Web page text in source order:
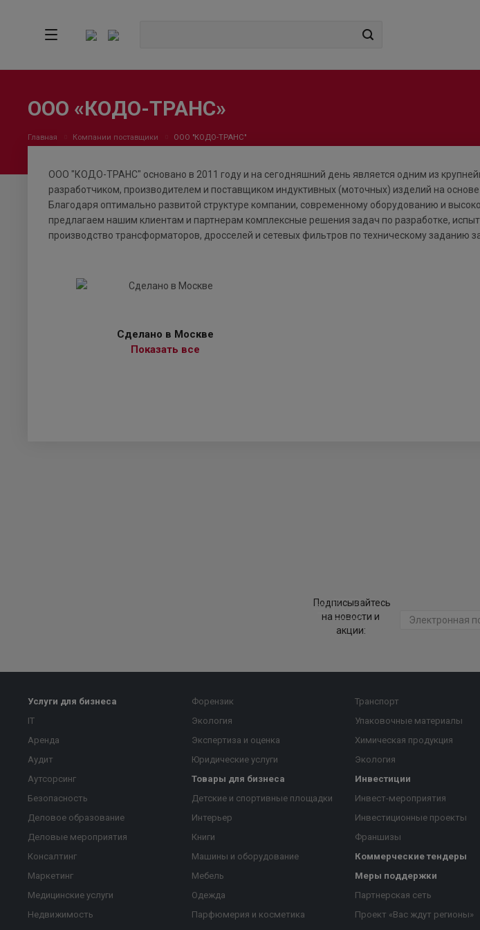
ООО «КОДО-ТРАНС»
Главная Компании поставщики ООО "КОДО-ТРАНС"
ООО "КОДО-ТРАНС" основано в 2011 году и на сегодняшний день является одним из
разработчиком, производителем и поставщиком индуктивных (моточных) изделий на
Благодаря оптимально развитой структуре компании, современному оборудованию и
предлагаем нашим клиентам и партнерам комплексные решения задач по разработке,
производство трансформаторов, дросселей и сетевых фильтров по техническому заданию
Сделано в Москве
Показать все
Подписывайтесь
на новости и
акции:
Услуги для бизнеса
IT
Аренда
Аудит
Аутсорсинг
Безопасность
Деловое образование
Деловые мероприятия
Консалтинг
Маркетинг
Медицинские услуги
Недвижимость
Форензик
Экология
Экспертиза и оценка
Юридические услуги
Товары для бизнеса
Детские и спортивные площадки
Интерьер
Книги
Машины и оборудование
Мебель
Одежда
Парфюмерия и косметика
Транспорт
Упаковочные материалы
Химическая продукция
Экология
Инвестиции
Инвест-мероприятия
Инвестиционные проекты
Франшизы
Коммерческие тендеры
Меры поддержки
Партнерская сеть
Проект «Вас ждут регионы»